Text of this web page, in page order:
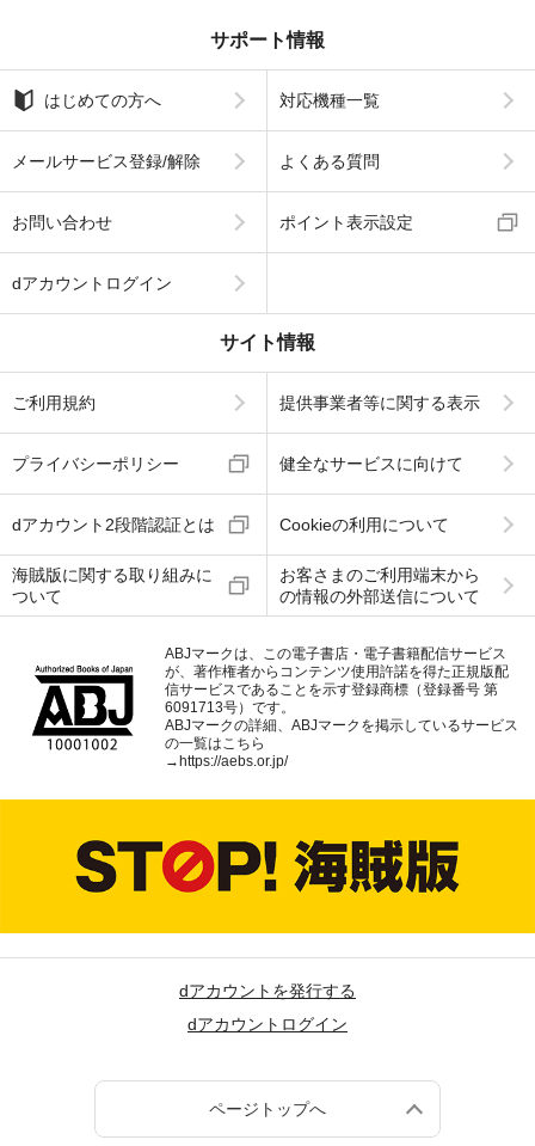
サポート情報
はじめての方へ 対応機種一覧
メールサービス登録/解除 よくある質問
お問い合わせ ポイント表示設定
dアカウントログイン
サイト情報
ご利用規約 提供事業者等に関する表示
プライバシーポリシー 健全なサービスに向けて
dアカウント2段階認証とは Cookieの利用について
海賊版に関する取り組みに
ついて
お客さまのご利用端末から
の情報の外部送信について
ABJマークは、この電子書店・電子書籍配信サービス
が、著作権者からコンテンツ使用許諾を得た正規版配
信サービスであることを示す登録商標（登録番号 第
6091713号）です。
ABJマークの詳細、ABJマークを掲示しているサービス
の一覧はこちら
→ https://aebs.or.jp/
dアカウントを発行する
dアカウントログイン
ページトップへ